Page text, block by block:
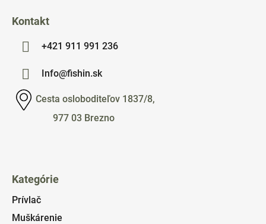
Kontakt
+421 911 991 236
Info@fishin.sk
Cesta osloboditeľov 1837/8,
977 03 Brezno
Kategórie
Prívlač
Muškárenie